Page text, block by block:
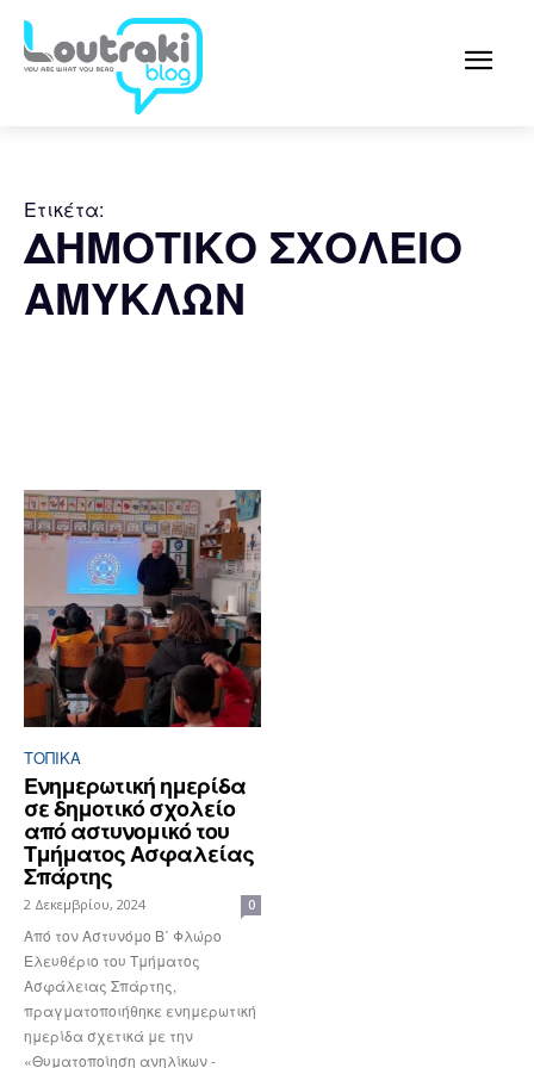
Ετικέτα:
ΔΗΜΟΤΙΚΟ ΣΧΟΛΕΙΟ
ΑΜΥΚΛΩΝ
ΤΟΠΙΚΑ
Ενημερωτική ημερίδα
σε δημοτικό σχολείο
από αστυνομικό του
Τμήματος Ασφαλείας
Σπάρτης
2 Δεκεμβρίου, 2024 0
Από τον Αστυνόμο Β΄ Φλώρο
Ελευθέριο του Τμήματος
Ασφάλειας Σπάρτης,
πραγματοποιήθηκε ενημερωτική
ημερίδα σχετικά με την
«Θυματοποίηση ανηλίκων -